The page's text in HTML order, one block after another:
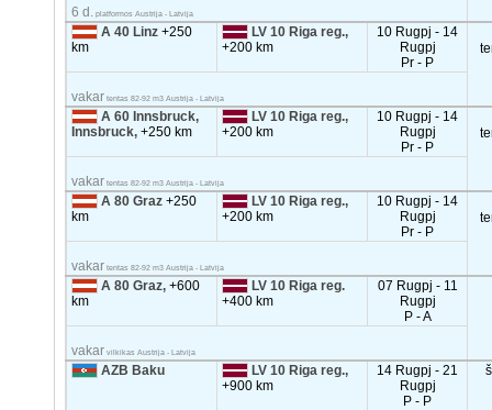
6 d. platformos Austrija - Latvija
A 40 Linz+250
km
LV 10 Riga reg.,
+200 km
10 Rugpj - 14
Rugpj
Pr - P
vakar tentas 82-92 m3 Austrija - Latvija
A 60 Innsbruck,
Innsbruck,+250 km
LV 10 Riga reg.,
+200 km
10 Rugpj - 14
Rugpj
Pr - P
vakar tentas 82-92 m3 Austrija - Latvija
A 80 Graz+250
km
LV 10 Riga reg.,
+200 km
10 Rugpj - 14
Rugpj
Pr - P
vakar tentas 82-92 m3 Austrija - Latvija
A 80 Graz,+600
km
LV 10 Riga reg.
+400 km
07 Rugpj - 11
Rugpj
P - A
vakar vilkikas Austrija - Latvija
AZB Baku
LV 10 Riga reg.,
+900 km
14 Rugpj - 21
Rugpj
P - P